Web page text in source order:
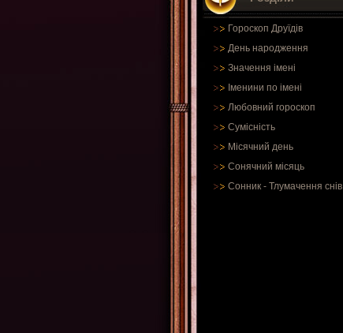
Гороскоп Друїдів
День народження
Значення імені
Іменини по імені
Любовний гороскоп
Сумісність
Місячний день
Сонячний місяць
Сонник - Тлумачення снів